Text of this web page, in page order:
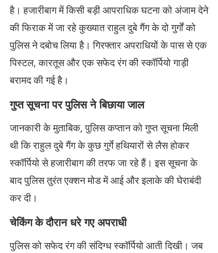
है। हजारीबाग में किसी बड़ी आपराधिक घटना को अंजाम देने
की फिराक में जा रहे कुख्यात राहुल दुबे गैंग के दो गुर्गों को
पुलिस ने दबोच लिया है। गिरफ्तार अपराधियों के पास से एक
पिस्टल, कारतूस और एक सफेद रंग की स्कॉर्पियो गाड़ी
बरामद की गई है।
​गुप्त सूचना पर पुलिस ने बिछाया जाल
​जानकारी के मुताबिक, पुलिस कप्तान को गुप्त सूचना मिली
थी कि राहुल दुबे गैंग के कुछ गुर्गे हथियारों से लैस होकर
स्कॉर्पियो से हजारीबाग की तरफ जा रहे हैं। इस सूचना के
बाद पुलिस तुरंत एक्शन मोड में आई और इलाके की घेराबंदी
कर दी।
​चेकिंग के दौरान धरे गए अपराधी
​पुलिस को सफेद रंग की संदिग्ध स्कॉर्पियो आती दिखी। जब